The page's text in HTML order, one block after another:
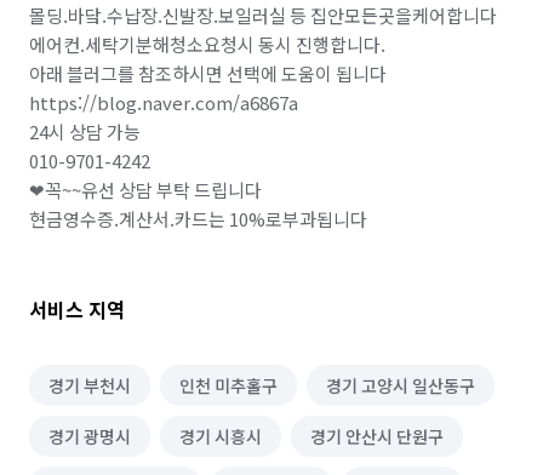
몰딩.바닼.수납장.신발장.보일러실 등 집안모든곳을케어합니다
에어컨.세탁기분해청소요청시 동시 진행합니다.
아래 블러그를 참조하시면 선택에 도움이 됩니다
https://blog.naver.com/a6867a
24시 상담 가능
010-9701-4242
❤꼭~~유선 상담 부탁 드립니다
현금영수증.계산서.카드는 10%로부과됩니다
서비스 지역
경기 부천시 인천 미추홀구 경기 고양시 일산동구
경기 광명시 경기 시흥시 경기 안산시 단원구